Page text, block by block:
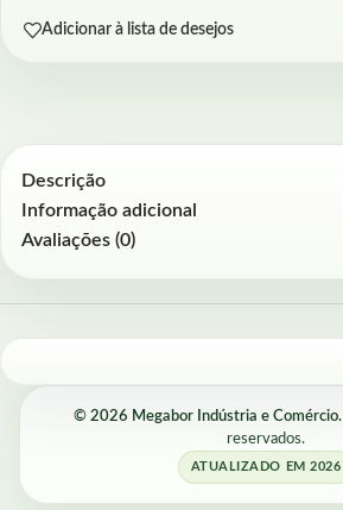
Adicionar à lista de desejos
Descrição
Informação adicional
Avaliações (0)
© 2026 Megabor Indústria e Comércio.
reservados.
ATUALIZADO EM 2026